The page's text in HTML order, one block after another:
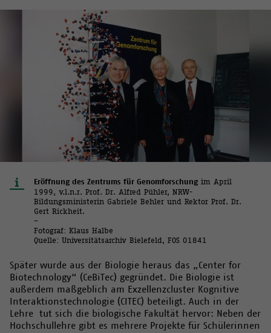
Eröffnung des Zentrums für Genomforschungim April
1999, v.l.n.r. Prof. Dr. Alfred Pühler, NRW-
Bildungsministerin Gabriele Behler und Rektor Prof. Dr.
Gert Rickheit.
–
Fotograf: Klaus Halbe
Quelle: Universitätsarchiv Bielefeld, FOS 01841
Später wurde aus der Biologie heraus das „Center for
Biotechnology“ (CeBiTec) gegründet. Die Biologie ist
außerdem maßgeblich am Exzellenzcluster Kognitive
Interaktionstechnologie (CITEC) beteiligt. Auch in der
Lehre tut sich die biologische Fakultät hervor: Neben der
Hochschullehre gibt es mehrere Projekte für Schülerinnen